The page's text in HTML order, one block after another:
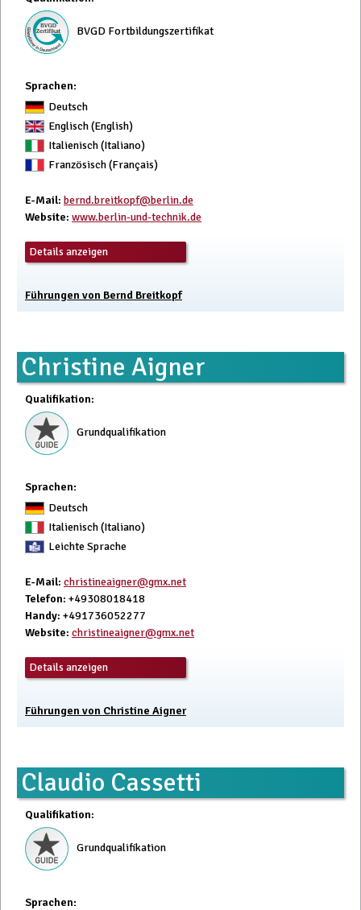
BVGD Fortbildungszertifikat
Sprachen:
Deutsch
Englisch (English)
Italienisch (Italiano)
Französisch (Français)
E-Mail: bernd.breitkopf@berlin.de
Website: www.berlin-und-technik.de
Details anzeigen
Führungen von Bernd Breitkopf
Christine Aigner
Qualifikation:
Grundqualifikation
Sprachen:
Deutsch
Italienisch (Italiano)
Leichte Sprache
E-Mail: christineaigner@gmx.net
Telefon: +49308018418
Handy: +491736052277
Website: christineaigner@gmx.net
Details anzeigen
Führungen von Christine Aigner
Claudio Cassetti
Qualifikation:
Grundqualifikation
Sprachen: